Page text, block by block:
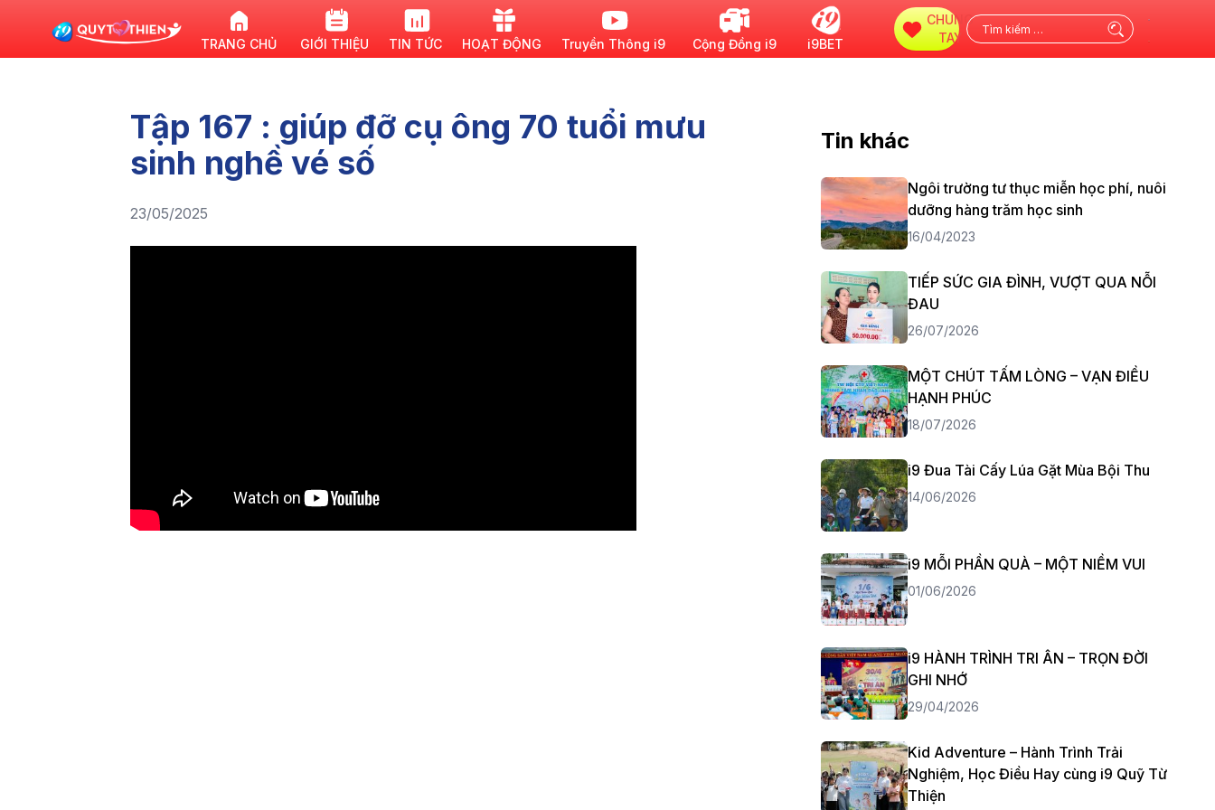
TRANG CHỦ GIỚI THIỆU TIN TỨC HOẠT ĐỘNG Truyền Thông i9 Cộng Đồng i9 i9BET
CHUNG
TAY
kiếm
Tập 167 : giúp đỡ cụ ông 70 tuổi mưu
sinh nghề vé số
23/05/2025
Tin khác
Ngôi trường tư thục miễn học phí, nuôi
dưỡng hàng trăm học sinh
16/04/2023
TIẾP SỨC GIA ĐÌNH, VƯỢT QUA NỖI
ĐAU
26/07/2026
MỘT CHÚT TẤM LÒNG – VẠN ĐIỀU
HẠNH PHÚC
18/07/2026
i9 Đua Tài Cấy Lúa Gặt Mùa Bội Thu
14/06/2026
i9 MỖI PHẦN QUÀ – MỘT NIỀM VUI
01/06/2026
i9 HÀNH TRÌNH TRI ÂN – TRỌN ĐỜI
GHI NHỚ
29/04/2026
Kid Adventure – Hành Trình Trải
Nghiệm, Học Điều Hay cùng i9 Quỹ Từ
Thiện